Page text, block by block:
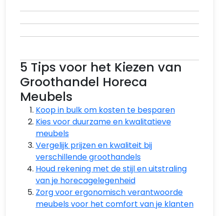
5 Tips voor het Kiezen van
Groothandel Horeca
Meubels
Koop in bulk om kosten te besparen
Kies voor duurzame en kwalitatieve
meubels
Vergelijk prijzen en kwaliteit bij
verschillende groothandels
Houd rekening met de stijl en uitstraling
van je horecagelegenheid
Zorg voor ergonomisch verantwoorde
meubels voor het comfort van je klanten